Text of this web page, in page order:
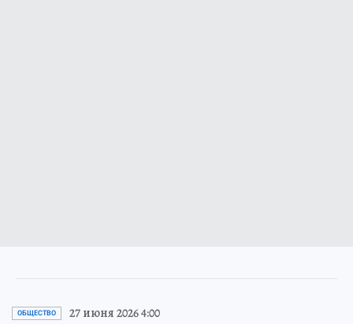
ОБЩЕСТВО 27 июня 2026 4:00